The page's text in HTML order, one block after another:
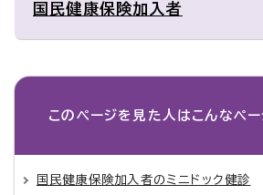
国民健康保険加入者
このページを見た人は こんなペ
国民健康保険加入者のミニドック健診